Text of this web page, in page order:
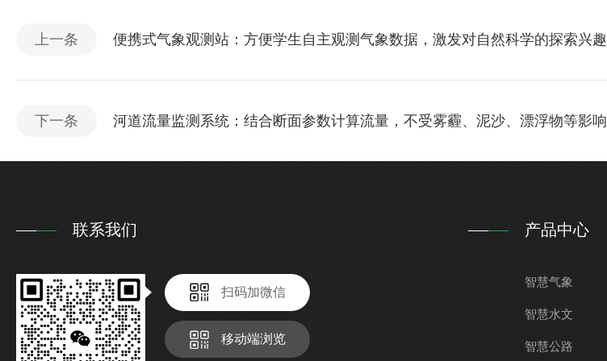
上一条 便携式气象观测站：方便学生自主观测气象数据，激发对自然科学的探索兴趣
下一条 河道流量监测系统：结合断面参数计算流量，不受雾霾、泥沙、漂浮物等影响
联系我们
扫码加微信
移动端浏览
产品中心
智慧气象
智慧水文
智慧公路